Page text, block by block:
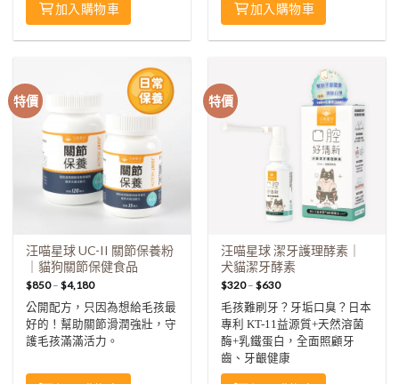
加入購物車 加入購物車
特價
汪喵星球 UC-II 關節保養粉
｜貓狗關節保健食品
$850–$4,180
公開配方，只因為想給毛孩最
好的！幫助關節滑潤強壯，守
護毛孩滿滿活力。
特價
汪喵星球 潔牙護理酵素｜
犬貓潔牙酵素
$320–$630
毛孩難刷牙？牙垢口臭？日本
專利 KT-11益源質+天然溶菌
酶+乳鐵蛋白，全面照顧牙
齒、牙齦健康